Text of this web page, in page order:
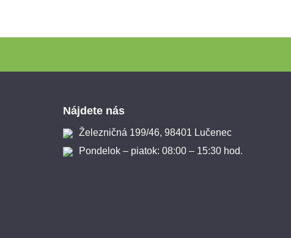
Nájdete nás
Železničná 199/46, 98401 Lučenec
Pondelok – piatok: 08:00 – 15:30 hod.